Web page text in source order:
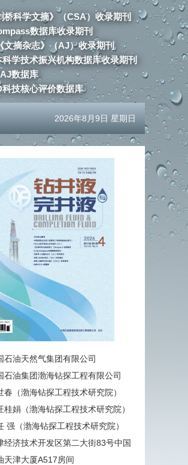
桥科学文摘》（CSA）收录期刊
数据库收录期刊
文摘杂志》（AJ）收录期刊
学技术振兴机构数据库收录期刊
数据库
技核心评价数据库
2026年8月9日 星期日
石油天然气集团有限公司
石油集团渤海钻探工程有限公司
春（渤海钻探工程技术研究院）
桂娟（渤海钻探工程技术研究院）
强（渤海钻探工程技术研究院）
经济技术开发区第二大街83号中国
天津大厦A517房间